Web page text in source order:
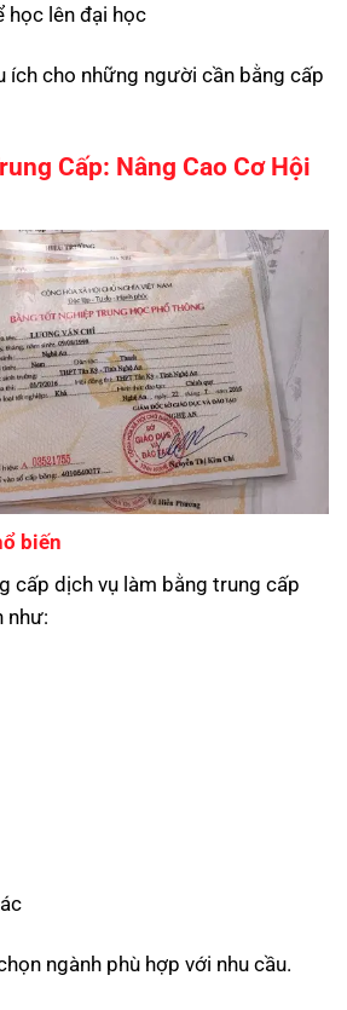
học lên đại học
ích cho những người cần bằng cấp
Cấp: Nâng Cao Cơ Hội
biến
cấp dịch vụ làm bằng trung cấp
như:
ngành phù hợp với nhu cầu.